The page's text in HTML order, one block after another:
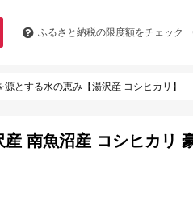
ふるさと納税の限度額をチェック
とする水の恵み【湯沢産 コシヒカリ】
南魚沼産 コシヒカリ